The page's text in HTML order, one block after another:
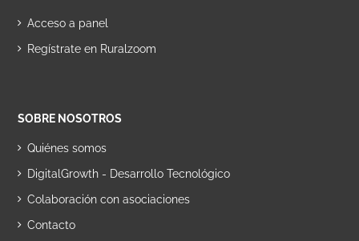
Acceso a panel
Regístrate en Ruralzoom
SOBRE NOSOTROS
Quiénes somos
DigitalGrowth - Desarrollo Tecnológico
Colaboración con asociaciones
Contacto